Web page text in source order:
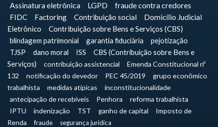
Assinatura eletrônica
LGPD fraude contra credores
FIDC Factoring Contribuição social
Domicílio Judicial
Eletrônico
Contribuição sobre Bens e Serviços (CBS)
blindagem patrimonial
garantia fiduciária
pejotização
TJSP
dano moral ISS
CBS (Contribuição sobre Bens e
Serviços)
contribuição assistencial
Emenda Constitucional nº
132
notificação do devedor PEC 45/2019
grupo econômico
trabalhista
medidas atípicas
inconstitucionalidade
antecipação de recebíveis
Penhora
reforma trabalhista
IPTU
indenização TST ganho de capital
Imposto de
Renda
fraude segurança jurídica